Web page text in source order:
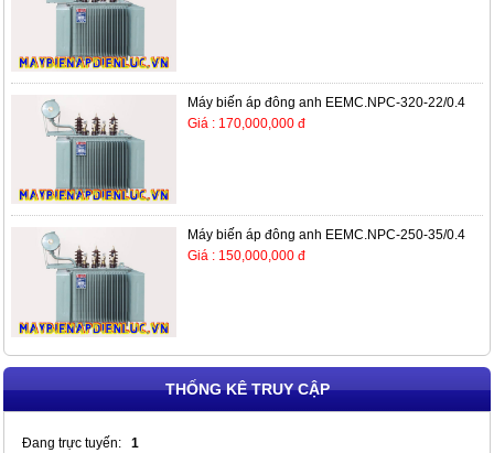
Máy biến áp đông anh EEMC.NPC-320-22/0.4
Giá : 170,000,000 đ
Máy biến áp đông anh EEMC.NPC-250-35/0.4
Giá : 150,000,000 đ
THỐNG KÊ TRUY CẬP
Đang trực tuyến: 1